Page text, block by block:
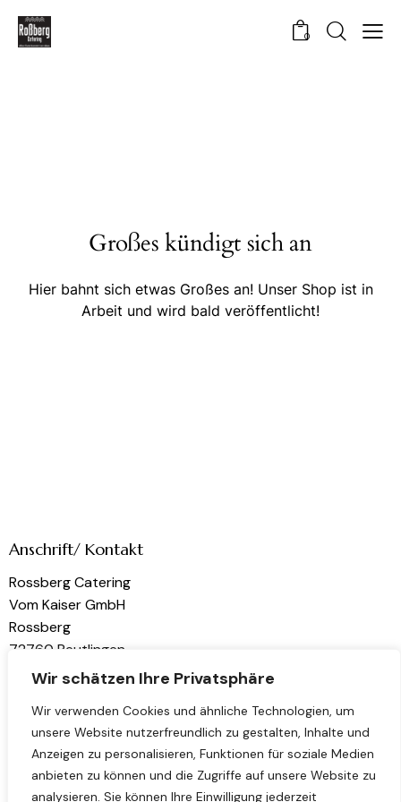
Wir schätzen Ihre Privatsphäre
Wir verwenden Cookies und ähnliche Technologien, um
unsere Website nutzerfreundlich zu gestalten, Inhalte und
Anzeigen zu personalisieren, Funktionen für soziale Medien
anbieten zu können und die Zugriffe auf unsere Website zu
analysieren. Sie können Ihre Einwilligung jederzeit
0
Großes kündigt sich an
Hier bahnt sich etwas Großes an! Unser Shop ist in
Arbeit und wird bald veröffentlicht!
Anschrift/ Kontakt
Rossberg Catering
Vom Kaiser GmbH
Rossberg
72760 Reutlingen
kontakt@rossberg-catering.de
Links
Home
Folge uns
Instagram